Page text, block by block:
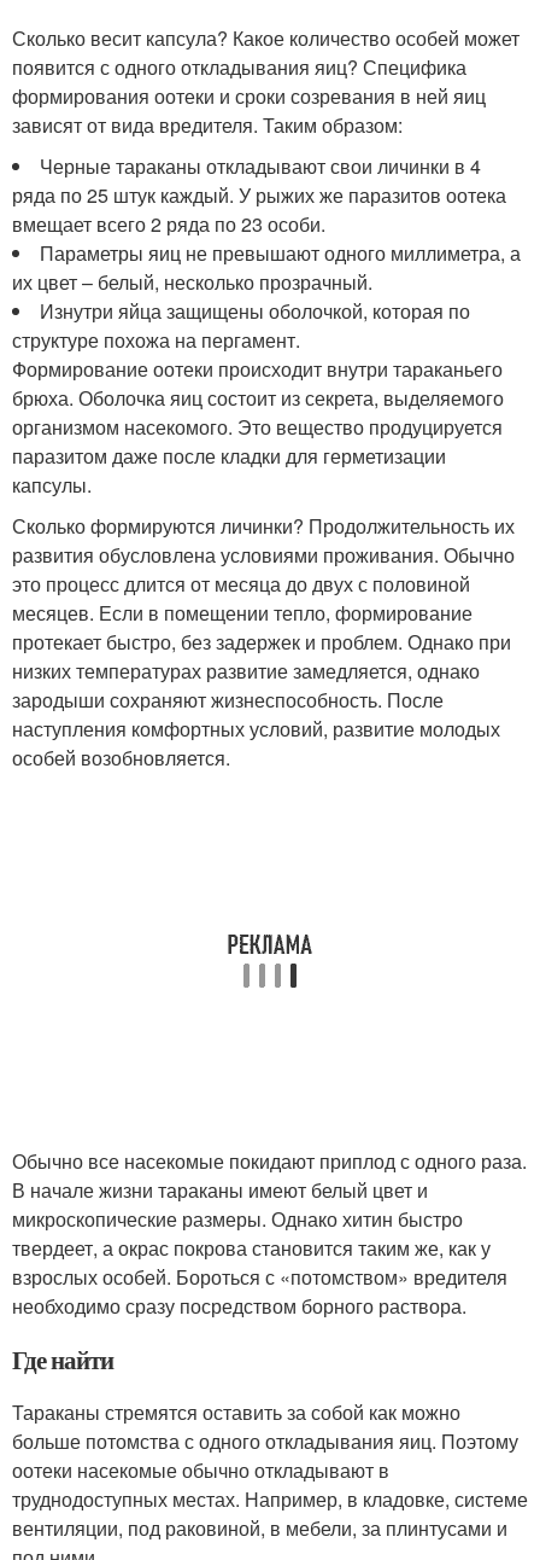
Сколько весит капсула? Какое количество особей может
появится с одного откладывания яиц? Специфика
формирования оотеки и сроки созревания в ней яиц
зависят от вида вредителя. Таким образом:
Черные тараканы откладывают свои личинки в 4
ряда по 25 штук каждый. У рыжих же паразитов оотека
вмещает всего 2 ряда по 23 особи.
Параметры яиц не превышают одного миллиметра, а
их цвет – белый, несколько прозрачный.
Изнутри яйца защищены оболочкой, которая по
структуре похожа на пергамент.
Формирование оотеки происходит внутри тараканьего
брюха. Оболочка яиц состоит из секрета, выделяемого
организмом насекомого. Это вещество продуцируется
паразитом даже после кладки для герметизации
капсулы.
Сколько формируются личинки? Продолжительность их
развития обусловлена условиями проживания. Обычно
это процесс длится от месяца до двух с половиной
месяцев. Если в помещении тепло, формирование
протекает быстро, без задержек и проблем. Однако при
низких температурах развитие замедляется, однако
зародыши сохраняют жизнеспособность. После
наступления комфортных условий, развитие молодых
особей возобновляется.
Обычно все насекомые покидают приплод с одного раза.
В начале жизни тараканы имеют белый цвет и
микроскопические размеры. Однако хитин быстро
твердеет, а окрас покрова становится таким же, как у
взрослых особей. Бороться с «потомством» вредителя
необходимо сразу посредством борного раствора.
Где найти
Тараканы стремятся оставить за собой как можно
больше потомства с одного откладывания яиц. Поэтому
оотеки насекомые обычно откладывают в
труднодоступных местах. Например, в кладовке, системе
вентиляции, под раковиной, в мебели, за плинтусами и